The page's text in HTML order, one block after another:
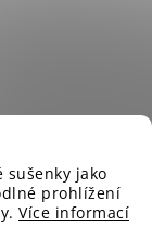
sušenky jako
prohlížení
Více informací
Bernardi za
cen
a
Vytvořil Shoptet